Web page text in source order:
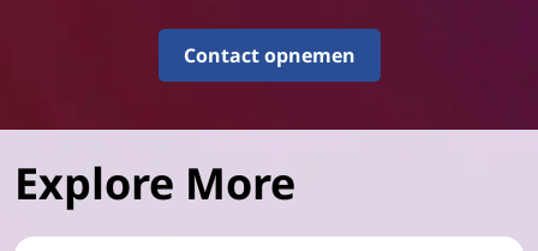
Contact opnemen
Explore More